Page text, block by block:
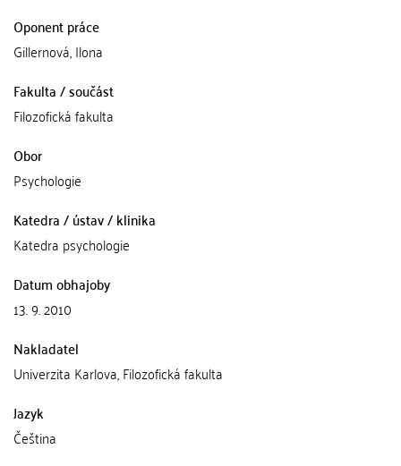
Oponent práce
Gillernová, Ilona
Fakulta / součást
Filozofická fakulta
Obor
Psychologie
Katedra / ústav / klinika
Katedra psychologie
Datum obhajoby
13. 9. 2010
Nakladatel
Univerzita Karlova, Filozofická fakulta
Jazyk
Čeština